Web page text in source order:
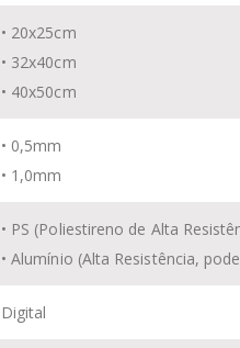
• 20x25cm
• 32x40cm
• 40x50cm
• 0,5mm
• 1,0mm
• PS (Poliestireno de Alta
•Alumínio (Alta Resistência,
Digital